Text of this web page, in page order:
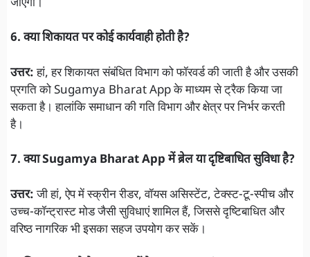
जाएगी।
6. क्या शिकायत पर कोई कार्यवाही होती है?
उत्तर:हां, हर शिकायत संबंधित विभाग को फॉरवर्ड की जाती है और उसकी
प्रगति को Sugamya Bharat App के माध्यम से ट्रैक किया जा
सकता है। हालांकि समाधान की गति विभाग और क्षेत्र पर निर्भर करती
है।
7. क्या Sugamya Bharat App में ब्रेल या दृष्टिबाधित सुविधा है?
उत्तर:जी हां, ऐप में स्क्रीन रीडर, वॉयस असिस्टेंट, टेक्स्ट-टू-स्पीच और
उच्च-कॉन्ट्रास्ट मोड जैसी सुविधाएं शामिल हैं, जिससे दृष्टिबाधित और
वरिष्ठ नागरिक भी इसका सहज उपयोग कर सकें।